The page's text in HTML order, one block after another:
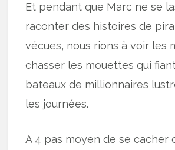
Et pendant que Marc ne se
raconter des histoires de
vécues, nous rions à voir les
chasser les mouettes qui
bateaux de millionnaires
les journées.
A 4 pas moyen de se cacher